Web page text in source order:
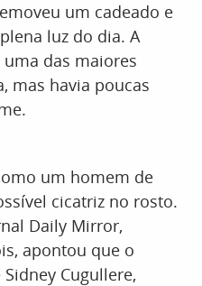
um cadeado e
luz do dia. A
das maiores
mas havia poucas
um homem de
cicatriz no rosto.
Daily Mirror,
apontou que o
Cugullere,